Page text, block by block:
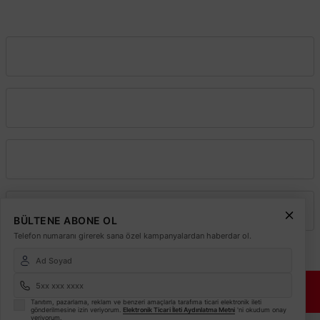
© 2026Elektrikmarket.com.tr
BÜLTENE ABONE OL
Telefon numaranı girerek sana özel kampanyalardan haberdar ol.
Tanıtım, pazarlama, reklam ve benzeri amaçlarla tarafıma ticari elektronik ileti
gönderilmesine izin veriyorum. Elektronik Ticari İleti Aydınlatma Metni 'ni okudum onay
veriyorum.